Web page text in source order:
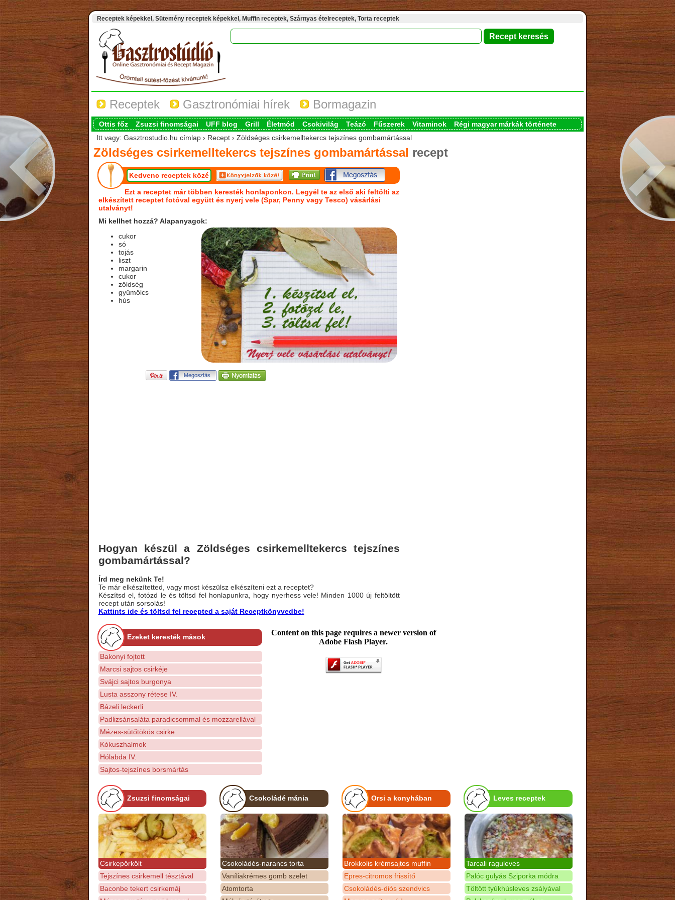
Receptek képekkel, Sütemény receptek képekkel, Muffin receptek, Szárnyas ételreceptek, Torta receptek
Receptek Gasztronómiai hírek Bormagazin
Ottis főz Zsuzsi finomságai UFF blog Grill Életmód Csokivilág Teázó Fűszerek Vitaminok
Régi magyar márkák története
Itt vagy: Gasztrostudio.hu címlap › Recept › Zöldséges csirkemelltekercs tejszínes gombamártással
Zöldséges csirkemelltekercs tejszínes gombamártással recept
Kedvenc receptek közé
Ezt a receptet már többen keresték honlaponkon. Legyél te az első aki feltölti az
elkészített receptet fotóval együtt és nyerj vele (Spar, Penny vagy Tesco) vásárlási
utalványt!
Mi kellhet hozzá? Alapanyagok:
cukor
só
tojás
liszt
margarin
cukor
zöldség
gyümölcs
hús
Hogyan készül a Zöldséges csirkemelltekercs tejszínes
gombamártással?
Írd meg nekünk Te!
Te már elkészítetted, vagy most készülsz elkészíteni ezt a receptet?
Készítsd el, fotózd le és töltsd fel honlapunkra, hogy nyerhess vele! Minden 1000 új feltöltött
recept után sorsolás!
Kattints ide és töltsd fel recepted a saját Receptkönyvedbe!
Ezeket keresték mások
Bakonyi fojtott
Marcsi sajtos csirkéje
Svájci sajtos burgonya
Lusta asszony rétese IV.
Bázeli leckerli
Padlizsánsaláta paradicsommal és mozzarellával
Mézes-sütőtökös csirke
Kókuszhalmok
Hólabda IV.
Sajtos-tejszínes borsmártás
Content on this page requires a newer version of
Adobe Flash Player.
Zsuzsi finomságai
Csirkepörkölt
Tejszínes csirkemell tésztával
Baconbe tekert csirkemáj
Csokoládé mánia
Csokoládés-narancs torta
Vaníliakrémes gomb szelet
Atomtorta
Orsi a konyhában
Brokkolis krémsajtos muffin
Epres-citromos frissítő
Csokoládés-diós szendvics
Leves receptek
Tarcali raguleves
Palóc gulyás Sziporka módra
Töltött tyúkhúsleves zsályával